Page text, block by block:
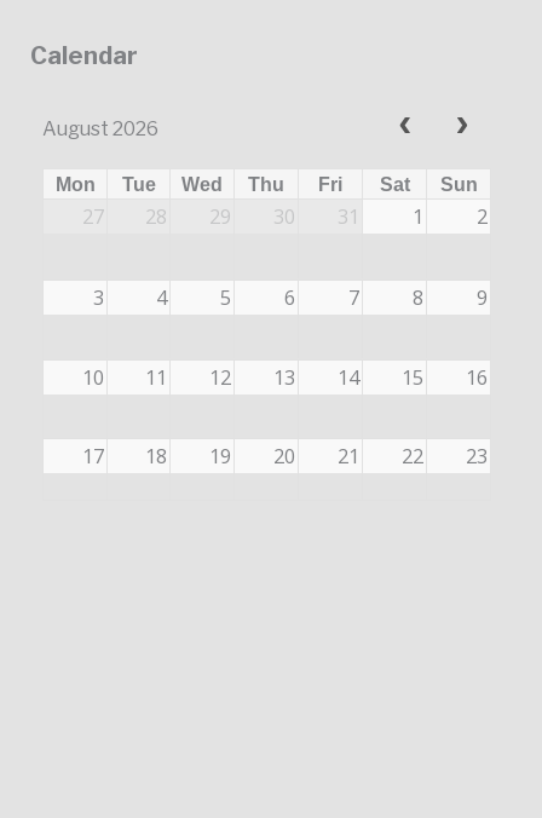
Calendar
August 2026
Mon Tue Wed Thu Fri Sat Sun
27 28 29 30 31 1 2
3 4 5 6 7 8 9
10 11 12 13 14 15 16
17 18 19 20 21 22 23